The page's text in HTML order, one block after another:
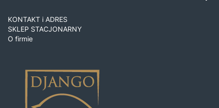
KONTAKT i ADRES
SKLEP STACJONARNY
O firmie